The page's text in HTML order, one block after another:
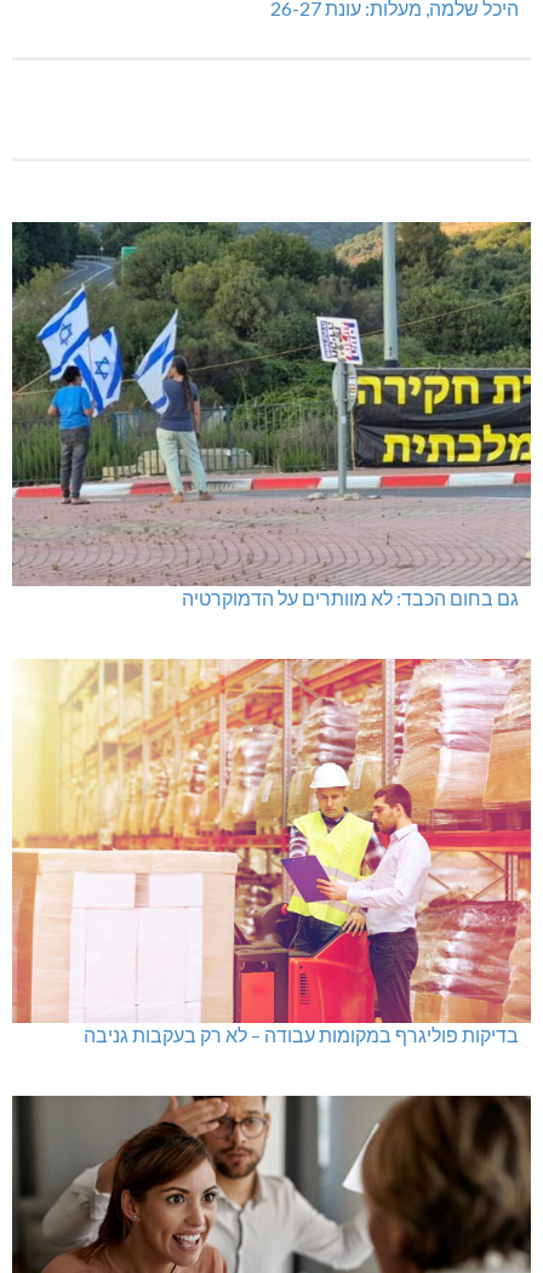
גם בחום הכבד: לא מוותרים על הדמוקרטיה
בדיקות פוליגרף במקומות עבודה – לא רק בעקבות גניבה